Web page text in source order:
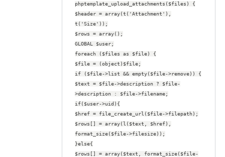
phptemplate_upload_attachments($files) {
$header = array(t('Attachment'),
t('Size'));
$rows = array();
GLOBAL $user;
foreach ($files as $file) {
$file = (object)$file;
if ($file->list && empty($file->remove)) {
$text = $file->description ? $file-
>description : $file->filename;
if($user->uid){
$href = file_create_url($file->filepath);
$rows[] = array(l($text, $href),
format_size($file->filesize));
}else{
$rows[] = array($text, format_size($file-